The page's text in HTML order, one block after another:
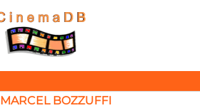
MARCEL BOZZUFFI